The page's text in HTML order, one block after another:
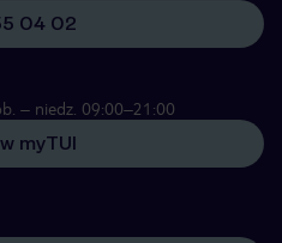
04 02
– niedz. 09:00–21:00
myTUI